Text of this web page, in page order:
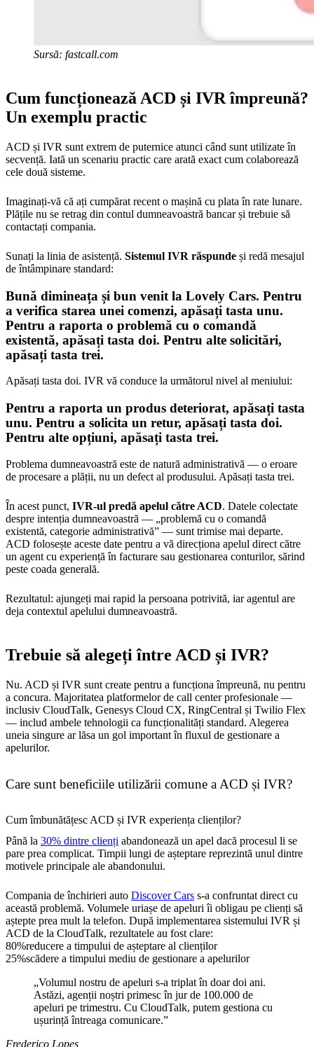
Sursă: fastcall.com
Cum funcționează ACD și IVR împreună?
Un exemplu practic
ACD și IVR sunt extrem de puternice atunci când sunt utilizate în
secvență. Iată un scenariu practic care arată exact cum colaborează
cele două sisteme.
Imaginați-vă că ați cumpărat recent o mașină cu plata în rate lunare.
Plățile nu se retrag din contul dumneavoastră bancar și trebuie să
contactați compania.
Sunați la linia de asistență. Sistemul IVR răspunde și redă mesajul
de întâmpinare standard:
Bună dimineața și bun venit la Lovely Cars. Pentru
a verifica starea unei comenzi, apăsați tasta unu.
Pentru a raporta o problemă cu o comandă
existentă, apăsați tasta doi. Pentru alte solicitări,
apăsați tasta trei.
Apăsați tasta doi. IVR vă conduce la următorul nivel al meniului:
Pentru a raporta un produs deteriorat, apăsați tasta
unu. Pentru a solicita un retur, apăsați tasta doi.
Pentru alte opțiuni, apăsați tasta trei.
Problema dumneavoastră este de natură administrativă — o eroare
de procesare a plății, nu un defect al produsului. Apăsați tasta trei.
În acest punct, IVR-ul predă apelul către ACD. Datele colectate
despre intenția dumneavoastră — „problemă cu o comandă
existentă, categorie administrativă” — sunt trimise mai departe.
ACD folosește aceste date pentru a vă direcționa apelul direct către
un agent cu experiență în facturare sau gestionarea conturilor, sărind
peste coada generală.
Rezultatul: ajungeți mai rapid la persoana potrivită, iar agentul are
deja contextul apelului dumneavoastră.
Trebuie să alegeți între ACD și IVR?
Nu. ACD și IVR sunt create pentru a funcționa împreună, nu pentru
a concura. Majoritatea platformelor de call center profesionale —
inclusiv CloudTalk, Genesys Cloud CX, RingCentral și Twilio Flex
— includ ambele tehnologii ca funcționalități standard. Alegerea
uneia singure ar lăsa un gol important în fluxul de gestionare a
apelurilor.
Care sunt beneficiile utilizării comune a ACD și IVR?
Cum îmbunătățesc ACD și IVR experiența clienților?
Până la 30% dintre clienți abandonează un apel dacă procesul li se
pare prea complicat. Timpii lungi de așteptare reprezintă unul dintre
motivele principale ale abandonului.
Compania de închirieri auto Discover Cars s-a confruntat direct cu
această problemă. Volumele uriașe de apeluri îi obligau pe clienți să
aștepte prea mult la telefon. După implementarea sistemului IVR și
ACD de la CloudTalk, rezultatele au fost clare:
80%reducere a timpului de așteptare al clienților
25%scădere a timpului mediu de gestionare a apelurilor
„Volumul nostru de apeluri s-a triplat în doar doi ani.
Astăzi, agenții noștri primesc în jur de 100.000 de
apeluri pe trimestru. Cu CloudTalk, putem gestiona cu
ușurință întreaga comunicare.”
Frederico Lopes